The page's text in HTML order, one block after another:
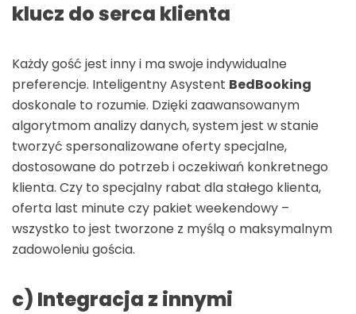
klucz do serca klienta
Każdy gość jest inny i ma swoje indywidualne
preferencje. Inteligentny Asystent BedBooking
doskonale to rozumie. Dzięki zaawansowanym
algorytmom analizy danych, system jest w stanie
tworzyć spersonalizowane oferty specjalne,
dostosowane do potrzeb i oczekiwań konkretnego
klienta. Czy to specjalny rabat dla stałego klienta,
oferta last minute czy pakiet weekendowy –
wszystko to jest tworzone z myślą o maksymalnym
zadowoleniu gościa.
c) Integracja z innymi